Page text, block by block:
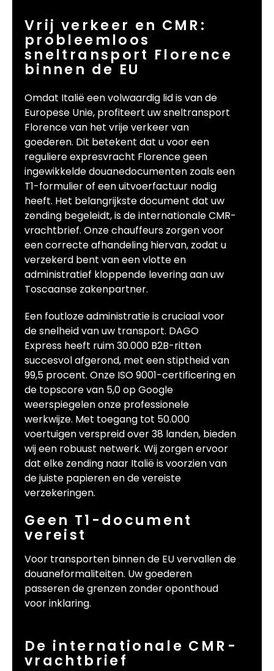
Vrij verkeer en CMR:
probleemloos
sneltransport Florence
binnen de EU
Omdat Italië een volwaardig lid is van de
Europese Unie, profiteert uw sneltransport
Florence van het vrije verkeer van
goederen. Dit betekent dat u voor een
reguliere expresvracht Florence geen
ingewikkelde douanedocumenten zoals een
T1-formulier of een uitvoerfactuur nodig
heeft. Het belangrijkste document dat uw
zending begeleidt, is de internationale CMR-
vrachtbrief. Onze chauffeurs zorgen voor
een correcte afhandeling hiervan, zodat u
verzekerd bent van een vlotte en
administratief kloppende levering aan uw
Toscaanse zakenpartner.
Een foutloze administratie is cruciaal voor
de snelheid van uw transport. DAGO
Express heeft ruim 30.000 B2B-ritten
succesvol afgerond, met een stiptheid van
99,5 procent. Onze ISO 9001-certificering en
de topscore van 5,0 op Google
weerspiegelen onze professionele
werkwijze. Met toegang tot 50.000
voertuigen verspreid over 38 landen, bieden
wij een robuust netwerk. Wij zorgen ervoor
dat elke zending naar Italië is voorzien van
de juiste papieren en de vereiste
verzekeringen.
Geen T1-document
vereist
Voor transporten binnen de EU vervallen de
douaneformaliteiten. Uw goederen
passeren de grenzen zonder oponthoud
voor inklaring.
De internationale CMR-
vrachtbrief